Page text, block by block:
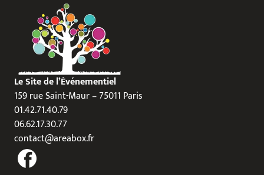
Le Site de l’Événementiel
159 rue Saint-Maur – 75011 Paris
01.42.71.40.79
06.62.17.30.77
contact@areabox.fr